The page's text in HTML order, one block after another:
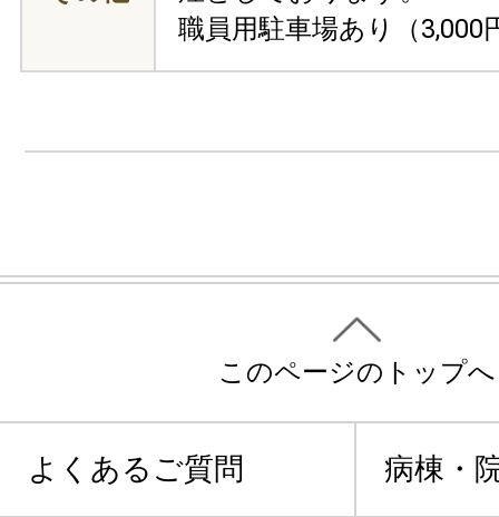
職員用駐車場あり（3,000
このページのトップへ
よくあるご質問 病棟・